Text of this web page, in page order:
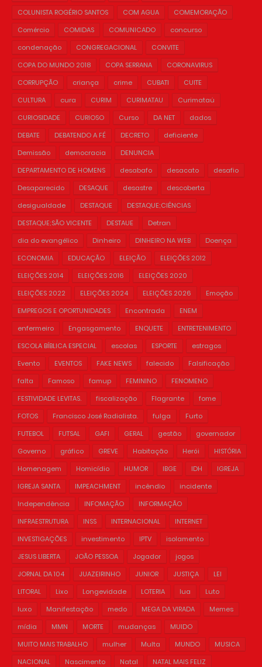
COLUNISTA ROGÉRIO SANTOS
COM AGUA
COMEMORAÇÃO
Comércio
COMIDAS COMUNICADO
concurso
condenação
CONGREGACIONAL
CONVITE
COPA DO MUNDO 2018
COPA SERRANA
CORONAVIRUS
CORRUPÇÃO
criança crime CUBATI
CUITE
CULTURA
cura CURIM CURIMATAU
Curimataú
CURIOSIDADE
CURIOSO Curso DA NET
dados
DEBATE
DEBATENDO A FÉ DECRETO
deficiente
Demissão
democracia
DENUNCIA
DEPARTAMENTO DE HOMENS
desabafo desacato
desafio
Desaparecido
DESAQUE desastre
descoberta
desigualdade
DESTAQUE
DESTAQUE;CIÊNCIAS
DESTAQUE;SÃO VICENTE
DESTAUE
Detran
dia do evangélico
Dinheiro DINHEIRO NA WEB
Doença
ECONOMIA
EDUCAÇÃO ELEIÇÃO
ELEIÇÕES 2012
ELEIÇÕES 2014
ELEIÇÕES 2016
ELEIÇÕES 2020
ELEIÇÕES 2022
ELEIÇÕES 2024 ELEIÇÕES 2026
Emoção
EMPREGOS E OPORTUNIDADES
Encontrada
ENEM
enfermeiro
Engasgamento ENQUETE
ENTRETENIMENTO
ESCOLA BÍBLICA ESPECIAL
escolas ESPORTE
estragos
Evento
EVENTOS FAKE NEWS falecido
Falsificação
falta
Famoso famup FEMININO
FENOMENO
FESTIVIDADE LEVITAS.
fiscalização Flagrante
fome
FOTOS
Francisco José Radialista. fulga
Furto
FUTEBOL
FUTSAL GAFI GERAL gestão
governador
Governo
gráfico GREVE Habitação Herói
HISTÓRIA
Homenagem
Homicídio HUMOR IBGE IDH
IGREJA
IGREJA SANTA
IMPEACHMENT incêndio
incidente
Independência
INFOMAÇÃO
INFORMAÇÃO
INFRAESTRUTURA
INSS INTERNACIONAL
INTERNET
INVESTIGAÇÕES
investimento IPTV
isolamento
JESUS LIBERTA
JOÃO PESSOA Jogador
jogos
JORNAL DA 104
JUAZEIRINHO JUNIOR JUSTIÇA
LEI
LITORAL
Lixo Longevidade LOTERIA lua
Luto
luxo
Manifestação medo MEGA DA VIRADA
Memes
mídia
MMN MORTE mudanças
MUIDO
MUITO MAIS TRABALHO
mulher Multa MUNDO
MUSICA
NACIONAL
Nascimento Natal
NATAL MAIS FELIZ